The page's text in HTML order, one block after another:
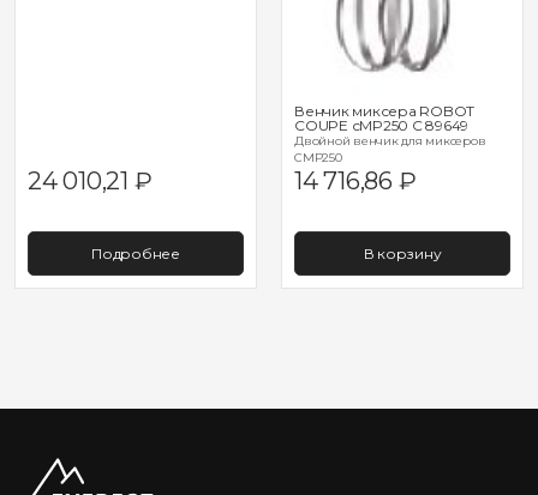
24 010,21 ₽
Подробнее
Венчик миксера ROBOT
COUPE сMP250 C 89649
Двойной венчик для миксеров
CMP250
14 716,86 ₽
В корзину